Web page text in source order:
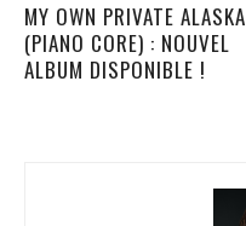
MY OWN PRIVATE ALASKA
(PIANO CORE) : NOUVEL
ALBUM DISPONIBLE !